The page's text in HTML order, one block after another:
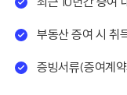
부동산 증여 시 취
증빙서류(증여계